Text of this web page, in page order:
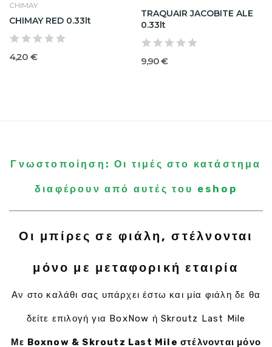
CHIMAY
CHIMAY RED 0.33lt
4,20 €
TRAQUAIR JACOBITE ALE
0.33lt
9,90 €
Γνωστοποίηση: Οι τιμές στο κατάστημα
διαφέρουν από αυτές του eshop
Οι μπίρες σε φιάλη, στέλνονται
μόνο με μεταφορική εταιρία
Αν στο καλάθι σας υπάρχει έστω και μία φιάλη δε θα
δείτε επιλογή για BoxNow ή Skroutz Last Mile
Με Boxnow & Skroutz Last Mile στέλνονται μόνο